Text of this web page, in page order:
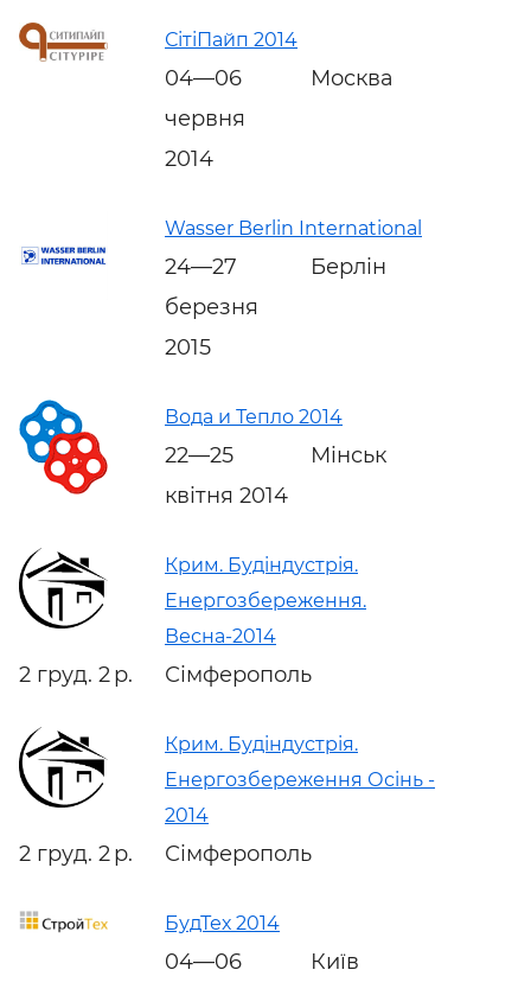
СітіПайп 2014
04—06
червня
2014
Москва
Wasser Berlin International
24—27
березня
2015
Берлін
Вода и Тепло 2014
22—25
квітня 2014
Мінськ
Крим. Будіндустрія.
Енергозбереження.
Весна-2014
2 груд. 2 р. Сімферополь
Крим. Будіндустрія.
Енергозбереження Осінь -
2014
2 груд. 2 р. Сімферополь
БудТех 2014
04—06
Київ